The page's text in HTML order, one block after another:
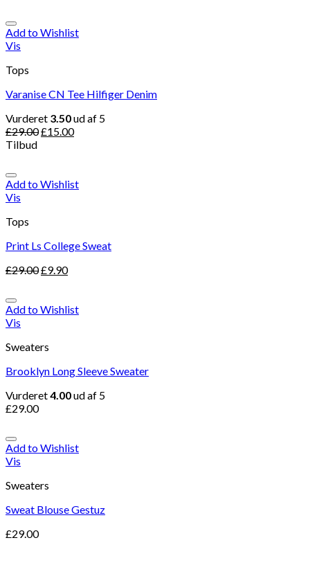
Add to Wishlist
Vis
Tops
Varanise CN Tee Hilfiger Denim
Vurderet 3.50ud af 5
£29.00£15.00
Tilbud
Add to Wishlist
Vis
Tops
Print Ls College Sweat
£29.00£9.90
Add to Wishlist
Vis
Sweaters
Brooklyn Long Sleeve Sweater
Vurderet4.00ud af 5
£29.00
Add to Wishlist
Vis
Sweaters
Sweat Blouse Gestuz
£29.00